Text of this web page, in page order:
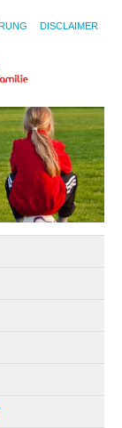
DISCLAIMER